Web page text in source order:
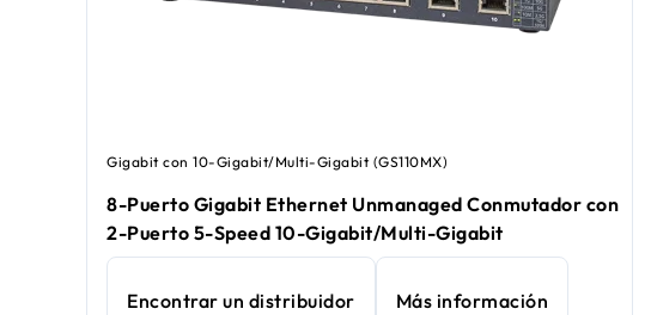
Gigabit con 10-Gigabit/Multi-Gigabit (GS110MX)
8-Puerto Gigabit Ethernet Unmanaged Conmutador con
2-Puerto 5-Speed 10-Gigabit/Multi-Gigabit
Encontrar un distribuidor Más información